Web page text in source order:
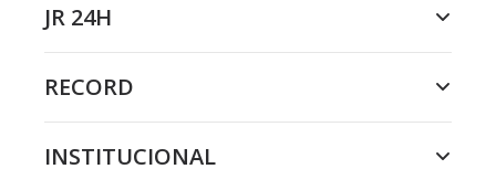
JR 24H
RECORD
INSTITUCIONAL